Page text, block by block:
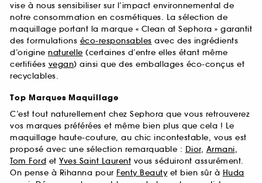
vise à nous sensibiliser sur l’impact environnemental de
notre consommation en cosmétiques. La sélection de
maquillage portant la marque « Clean at Sephora » garantit
des formulations éco-responsables avec des ingrédients
d’origine naturelle (certaines d’entre elles étant même
certifiées vegan) ainsi que des emballages éco-conçus et
recyclables.
Top Marques Maquillage
C’est tout naturellement chez Sephora que vous retrouverez
vos marques préférées et même bien plus que cela ! Le
maquillage haute-couture, au chic incontestable, vous est
proposé avec une sélection remarquable : Dior, Armani,
Tom Ford et Yves Saint Laurent vous séduiront assurément.
On pense à Rihanna pour Fenty Beautyet bien sûr à Huda